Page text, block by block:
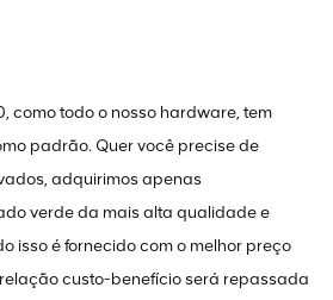
como todo o nosso hardware, tem
padrão. Quer você precise de
adquirimos apenas
verde da mais alta qualidade e
isso é fornecido com o melhor preço
custo-benefício será repassada